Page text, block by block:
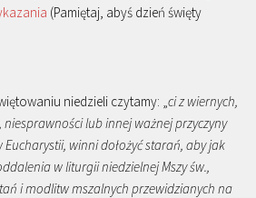
(Pamiętaj, abyś dzień święty
niedzieli czytamy: „ ci z wiernych,
lub innej ważnej przyczyny
winni dołożyć starań, aby jak
w liturgii niedzielnej Mszy św.,
i modlitw mszalnych przewidzianych na